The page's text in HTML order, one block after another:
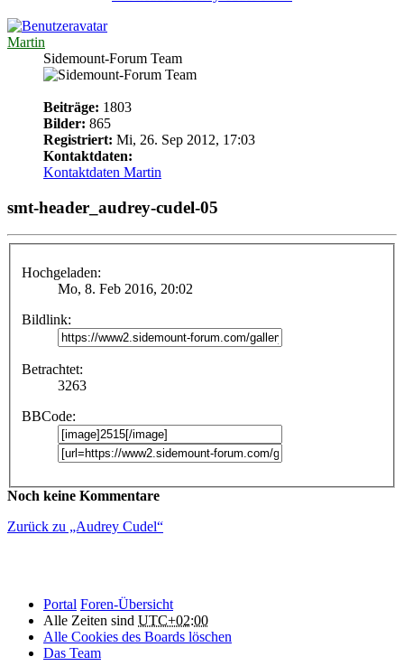
Martin
Sidemount-Forum Team
Beiträge: 1803
Bilder: 865
Registriert: Mi, 26. Sep 2012, 17:03
Kontaktdaten:
Kontaktdaten Martin
smt-header_audrey-cudel-05
Hochgeladen:
Mo, 8. Feb 2016, 20:02
Bildlink:
Betrachtet:
3263
BBCode:
Noch keine Kommentare
Zurück zu „Audrey Cudel“
Portal Foren-Übersicht
Alle Zeiten sind UTC+02:00
Alle Cookies des Boards löschen
Das Team